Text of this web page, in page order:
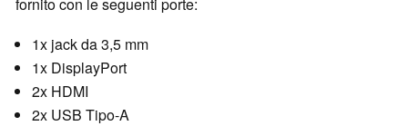
1x jack da 3,5 mm
1x DisplayPort
2x HDMI
2x USB Tipo-A